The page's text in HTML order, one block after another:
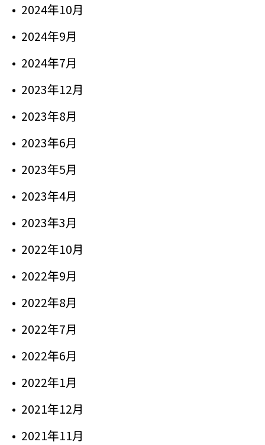
2024年10月
2024年9月
2024年7月
2023年12月
2023年8月
2023年6月
2023年5月
2023年4月
2023年3月
2022年10月
2022年9月
2022年8月
2022年7月
2022年6月
2022年1月
2021年12月
2021年11月